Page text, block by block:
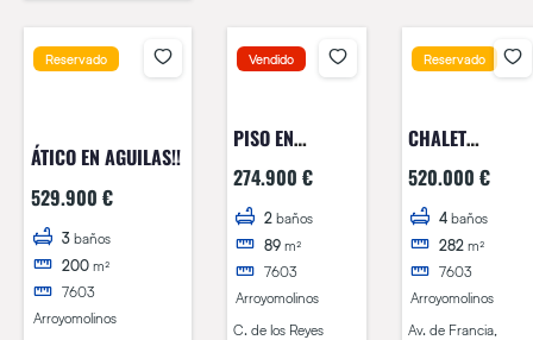
Reservado
ÁTICO EN AGUILAS!!
529.900 €
3 baños
200 m²
7603
Arroyomolinos
Vendido
PISO EN
MÓSTOLES !!
274.900 €
2 baños
89 m²
7603
Arroyomolinos
C. de los Reyes
Reservado
CHALET
PAREADO EN
AVD. FRANCIA!!
520.000 €
4 baños
282 m²
7603
Arroyomolinos
Av. de Francia,